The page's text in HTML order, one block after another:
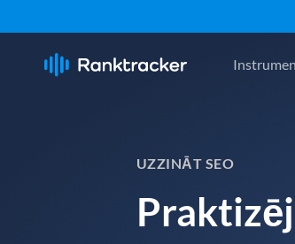
UZZINĀT SEO